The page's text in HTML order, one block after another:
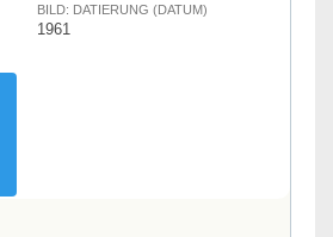
BILD: DATIERUNG (DATUM)
1961